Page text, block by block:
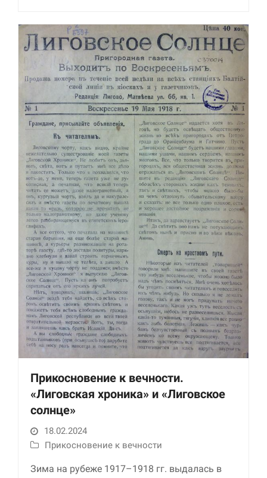
Прикосновение к вечности.
«Лиговская хроника» и «Лиговское
солнце»
18.02.2024
Прикосновение к вечности
Зима на рубеже 1917–1918 гг. выдалась в
и структуру веб-
сайта, исходя из
того, как он
используется.
Пользовательский
опыт
Для обеспечения
максимально
эффективной работы
нашего сайта во
время вашего
посещения, отказ от
использования этих
файлов cookie
приведет к
исчезновению
некоторых функций
сайта.
Маркетинг
Делясь своими
интересами и
информацией о вашем
поведении во время
посещения нашего
сайта, вы повышаете
будете получать
персонализированный